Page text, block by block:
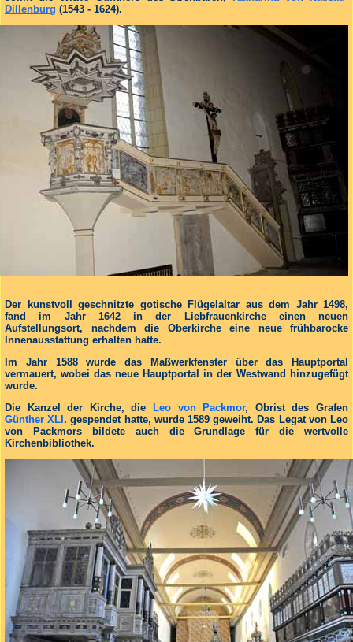
Dillenburg (1543 - 1624).
Der kunstvoll geschnitzte gotische Flügelaltar aus dem Jahr 1498,
fand im Jahr 1642 in der Liebfrauenkirche einen neuen
Aufstellungsort, nachdem die Oberkirche eine neue frühbarocke
Innenausstattung erhalten hatte.
Im Jahr 1588 wurde das Maßwerkfenster über das Hauptportal
vermauert, wobei das neue Hauptportal in der Westwand hinzugefügt
wurde.
Die Kanzel der Kirche, die
Leo von Packmor, Obrist des Grafen
Günther XLI. gespendet hatte, wurde 1589 geweiht. Das Legat von Leo
von Packmors bildete auch die Grundlage für die wertvolle
Kirchenbibliothek.